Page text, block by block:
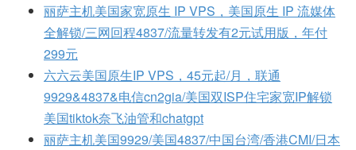
丽萨主机美国家宽原生 IP VPS，美国原生 IP 流媒体
全解锁/三网回程4837/流量转发有2元试用版，年付
299元
六六云美国原生IP VPS，45元起/月，联通
9929&4837&电信cn2gia/美国双ISP住宅家宽IP解锁
美国tiktok奈飞油管和chatgpt
丽萨主机美国9929/美国4837/中国台湾/香港CMI/日本